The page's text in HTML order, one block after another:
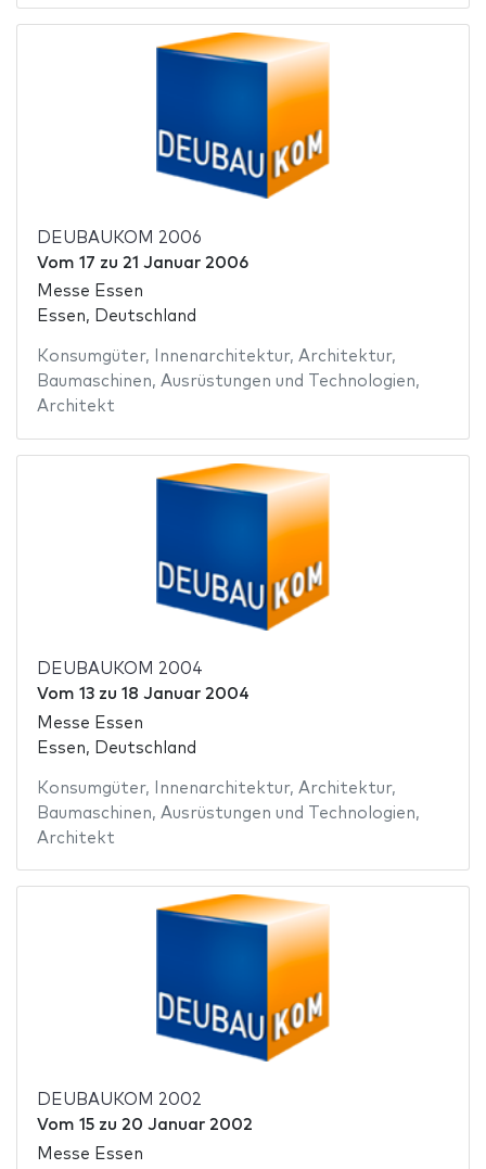
DEUBAUKOM 2006
Vom 17 zu 21 Januar 2006
Messe Essen
Essen, Deutschland
Konsumgüter, Innenarchitektur, Architektur,
Baumaschinen, Ausrüstungen und Technologien,
Architekt
DEUBAUKOM 2004
Vom 13zu 18 Januar 2004
Messe Essen
Essen, Deutschland
Konsumgüter, Innenarchitektur, Architektur,
Baumaschinen, Ausrüstungen und Technologien,
Architekt
DEUBAUKOM 2002
Vom 15zu 20 Januar 2002
Messe Essen